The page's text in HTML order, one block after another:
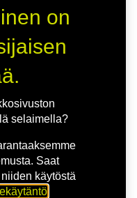
on
selaimella?
Saat
käytöstä